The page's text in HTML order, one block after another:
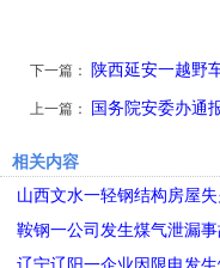
下一篇： 陕西延安一越野
上一篇： 国务院安委办通
相关内容
山西文水一轻钢结构房屋
鞍钢一公司发生煤气泄漏